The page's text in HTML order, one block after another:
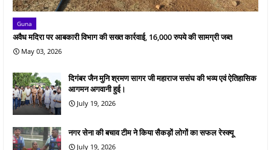
Guna
अवैध मदिरा पर आबकारी विभाग की सख्त कार्रवाई, 16,000 रुपये की सामग्री जब्त
May 03, 2026
दिगंबर जैन मुनि श्रमण सागर जी महाराज ससंघ की भव्य एवं ऐतिहासिक
आगमन अगवानी हुई।
July 19, 2026
नगर सेना की बचाव टीम ने किया सैकड़ों लोगों का सफल रेस्क्यू
July 19, 2026